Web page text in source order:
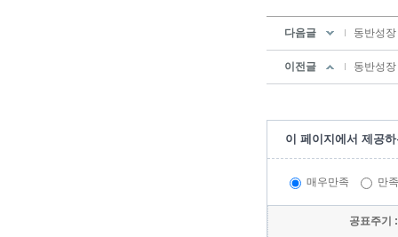
다음글 동반성
이전글 동반성
이 페이지에서 제공
매우만족 만족
공표주기